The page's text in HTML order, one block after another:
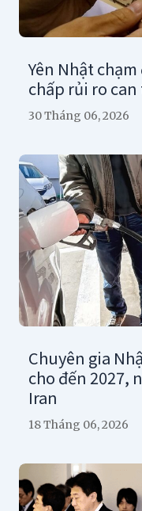
Yên Nhật
chấp rủi ro
30 Tháng 06, 2026
Chuyên gia
cho đến 2027,
Iran
18 Tháng 06, 2026